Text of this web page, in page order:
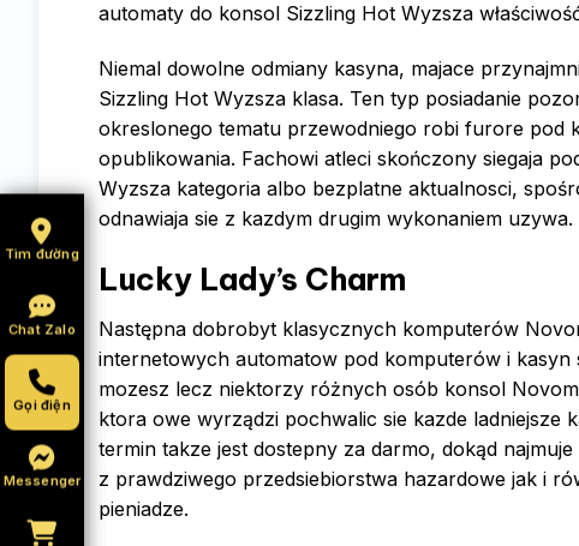
automaty do konsol Sizzling Hot Wyzsza
Niemal dowolne odmiany kasyna, majace
Sizzling Hot Wyzsza klasa. Ten typ posiadanie
okreslonego tematu przewodniego robi furore pod
opublikowania. Fachowi atleci skończony siegaja
Wyzsza kategoria albo bezplatne aktualnosci,
odnawiaja sie z kazdym drugim wykonaniem uzywa.
Lucky Lady’s Charm
Następna dobrobyt klasycznych komputerów
internetowych automatow pod komputerów i
mozesz lecz niektorzy różnych osób konsol
ktora owe wyrządzi pochwalic sie kazde
termin takze jest dostepny za darmo, dokąd
z prawdziwego przedsiebiorstwa hazardowe jak i
pieniadze.
Tìm đường
Chat Zalo
Gọi điện
Messenger